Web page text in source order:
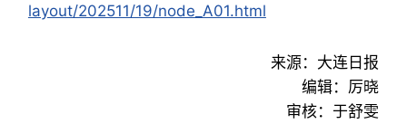
layout/202511/19/node_A01.html
来源：大连日报
编辑：厉晓
审核：于舒雯